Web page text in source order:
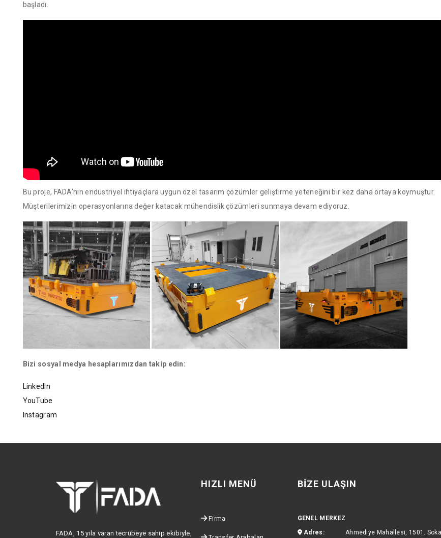
başladı.
Bu proje, FADA’nın endüstriyel ihtiyaçlara uygun özel tasarım çözümler geliştirme yeteneğini bir kez daha ortaya koymuştur.
Müşterilerimizin operasyonlarına değer katacak mühendislik çözümleri sunmaya devam ediyoruz.
Bizi sosyal medya hesaplarımızdan takip edin:
LinkedIn
YouTube
Instagram
FADA, 15 yıla varan tecrübeye sahip ekibiyle,
HIZLI MENÜ
Firma
BIZE ULAŞIN
GENEL MERKEZ
Adres:
Ahmediye Mahallesi, 1501.